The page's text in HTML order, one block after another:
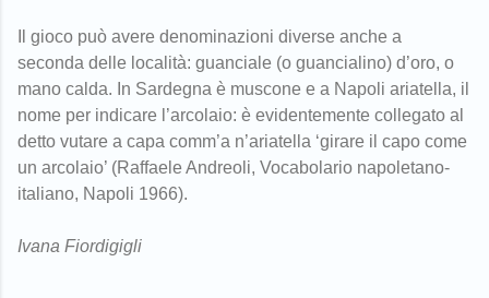
Il gioco può avere denominazioni diverse anche a
seconda delle località: guanciale (o guancialino) d’oro, o
mano calda. In Sardegna è muscone e a Napoli ariatella, il
nome per indicare l’arcolaio: è evidentemente collegato al
detto vutare a capa comm’a n’ariatella ‘girare il capo come
un arcolaio’ (Raffaele Andreoli, Vocabolario napoletano-
italiano, Napoli 1966).
Ivana Fiordigigli